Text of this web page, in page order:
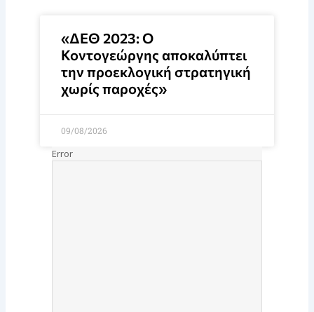
«ΔΕΘ 2023: Ο
Κοντογεώργης αποκαλύπτει
την προεκλογική στρατηγική
χωρίς παροχές»
09/08/2026